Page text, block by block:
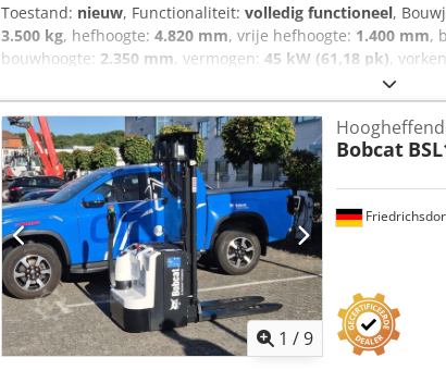
Toestand: nieuw, Functionaliteit: volledig functioneel,
3.500 kg, hefhoogte: 4.820 mm, vrije hefhoogte: 1.400 mm,
bouwhoogte: 2.350 mm, vermogen: 45 kW (61,18 pk),
,
heftruck Lastzwaartepunt: 500 ISO klasse: ISO klasse 3 =
koppelomvormer Crodpfxsy U R Dco Airsf Snelheidsklasse:
nieuw Voorbanden type: superelastisch Voorbanden maat:
Achterbanden type: superelastisch Achterbanden maat:
Zijscheider, 3e ventiel, 4e ventiel, werklamp achter,
cabine, volledige vrije heffing, CE-certificaat, binnenspiegel,
1 /9
Bobcat